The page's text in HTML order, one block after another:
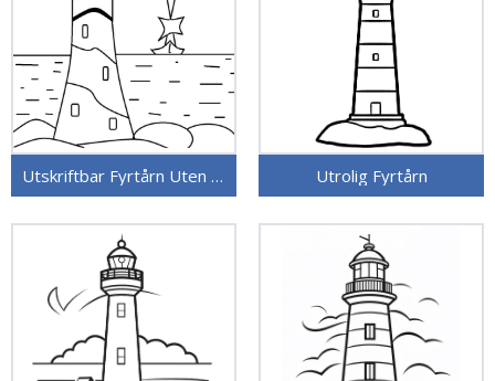
Utskriftbar Fyrtårn Uten Kostnad Utrolig Fyrtårn